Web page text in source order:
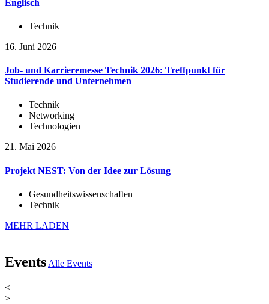
Englisch
Technik
16. Juni 2026
Job- und Karrieremesse Technik 2026: Treffpunkt für
Studierende und Unternehmen
Technik
Networking
Technologien
21. Mai 2026
Projekt NEST: Von der Idee zur Lösung
Gesundheitswissenschaften
Technik
MEHR LADEN
Events Alle Events
<
>